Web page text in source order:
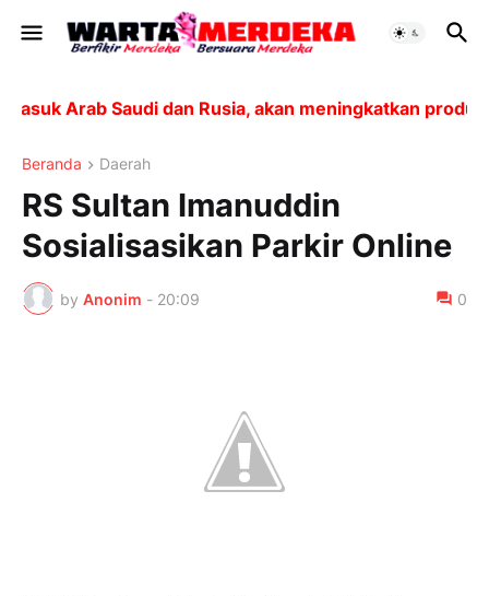
Arab Saudi dan Rusia, akan meningkatkan
Beranda Daerah
RS Sultan Imanuddin
Sosialisasikan Parkir Online
by Anonim - 20:09 0